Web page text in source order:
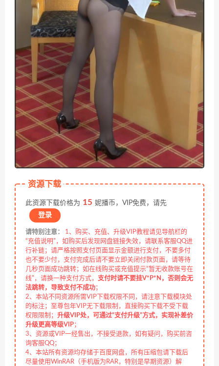
资源下载
此资源下载价格为 15 妮播币，VIP免费，请先
登录
请特别注意：
1、购买、充值、升级VIP教程请见导航栏的
“充值说明”，如购买后发现网盘链接失效，请联系客服QQ进
行补链；请严格按照支付页面显示金额进行支付，不要多付
也不要少付，支付完成后请不要立即关闭付款页面，请等待
几秒页面成功跳转；如在线购买或充值提示“暂无收款账号在
线”，请换一种支付方式， 支付时请不要挂V*P*N，否则会无
法跳转，导致支付不成功；
2、本站不同资源所需VIP下载权限不同，请注意下载模块处
的标注；至尊包年VIP无下载限制，直接购买下载不受下载
权限限制； 升级VIP处，可通过“支付升级”方式，实现补差价
升级更高等级VIP；
3、资源或VIP一经售出，不接受退款，如有疑问，购买前咨
询客服QQ；
4、本站所有资源均存储于百度网盘，所有压缩包请下载后
尽量使用WinRAR（手机版为RAR，特别是早期资源）解